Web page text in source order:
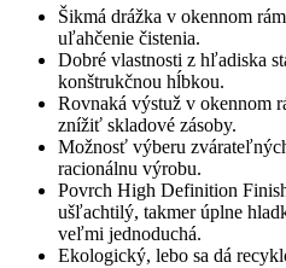
Šikmá drážka v okennom
uľahčenie čistenia.
Dobré vlastnosti z hľadiska
konštrukčnou hĺbkou.
Rovnaká výstuž v okennom
znížiť skladové zásoby.
Možnosť výberu
racionálnu výrobu.
Povrch High Definition
ušľachtilý, takmer úplne
veľmi jednoduchá.
Ekologický, lebo sa dá